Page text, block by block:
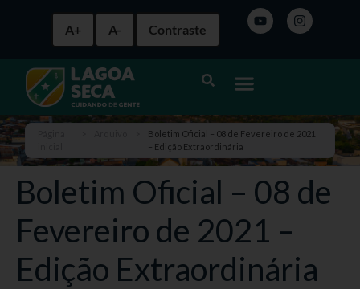
A+ A- Contraste
Boletim Oficial – 08 de Fevereiro de 2021
– Edição Extraordinária
Boletim Oficial – 08 de
Fevereiro de 2021 –
Edição Extraordinária